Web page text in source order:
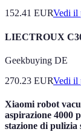
152.41 EURVedi il
LIECTROUX
Geekbuying DE
270.23 EURVedi il
Xiaomi robot
aspirazione 4000
stazione di pulizia